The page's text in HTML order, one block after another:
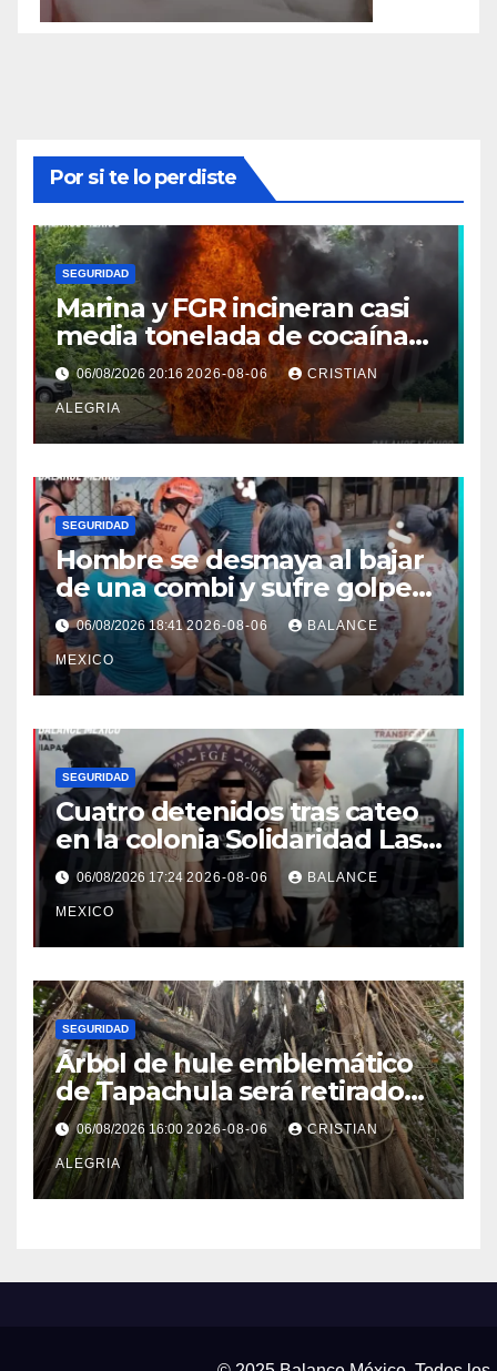
Por si te lo perdiste
SEGURIDAD
Marina y FGR incineran casi
media tonelada de cocaína
asegurada frente a las costas
de Chiapas
06/08/2026 20:16 2026-08-06 CRISTIAN
ALEGRIA
SEGURIDAD
Hombre se desmaya al bajar
de una combi y sufre golpe
en la cabeza en Tapachula
06/08/2026 18:412026-08-06 BALANCE
MEXICO
SEGURIDAD
Cuatro detenidos tras cateo
en la colonia Solidaridad Las
Vegas de Tapachula
06/08/2026 17:242026-08-06 BALANCE
MEXICO
SEGURIDAD
Árbol de hule emblemático
de Tapachula será retirado
por representar un riesgo
alto de colapso
06/08/2026 16:00 2026-08-06 CRISTIAN
ALEGRIA